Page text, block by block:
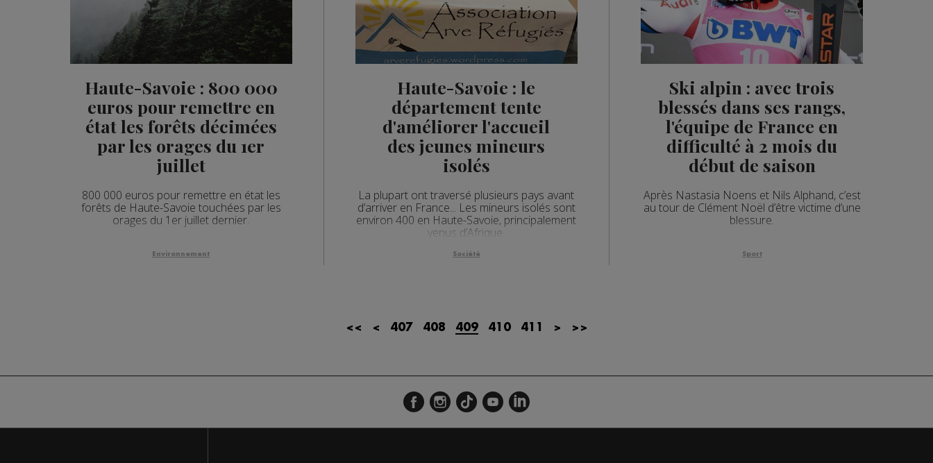
Haute-Savoie : 800 000
euros pour remettre en
état les forêts décimées
par les orages du 1er
juillet
800 000 euros pour remettre en état les
forêts de Haute-Savoie touchées par les
orages du 1er juillet dernier.
Environnement
Haute-Savoie : le
département tente
d'améliorer l'accueil
des jeunes mineurs
isolés
La plupart ont traversé plusieurs pays avant
d’arriver en France... Les mineurs isolés sont
environ 400 en Haute-Savoie, principalement
venus d’Afrique.
Société
Ski alpin : avec trois
blessés dans ses rangs,
l'équipe de France en
difficulté à 2 mois du
début de saison
Après Nastasia Noens et Nils Alphand, c’est
au tour de Clément Noël d’être victime d’une
blessure.
Sport
<< < 407 408 409 410 411 > >>